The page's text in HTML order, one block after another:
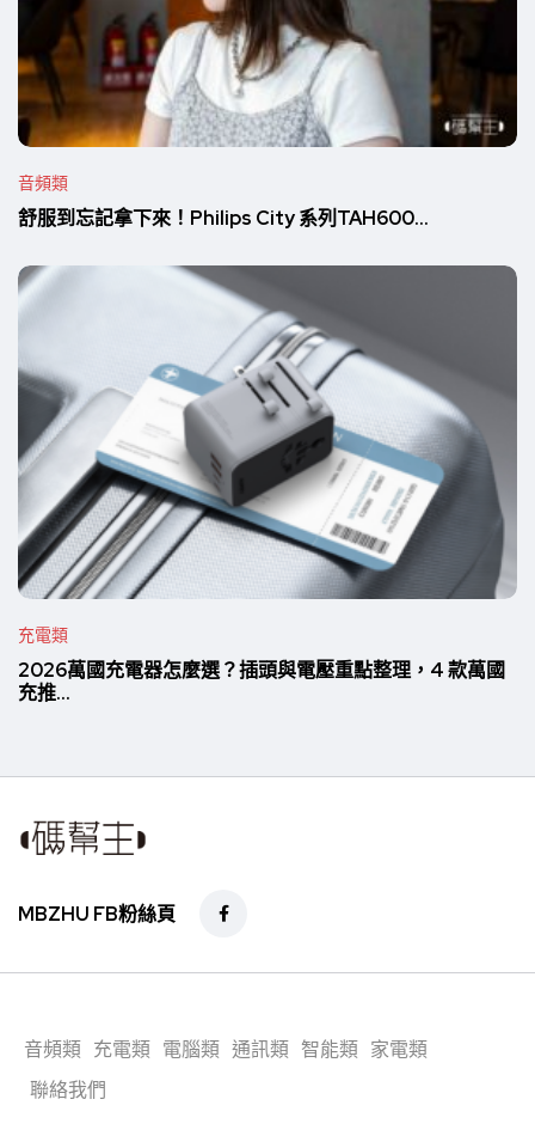
音頻類
舒服到忘記拿下來！Philips City 系列TAH600...
充電類
2026萬國充電器怎麼選？插頭與電壓重點整理，4 款萬國
充推...
MBZHU FB粉絲頁
音頻類 充電類 電腦類 通訊類 智能類 家電類
聯絡我們